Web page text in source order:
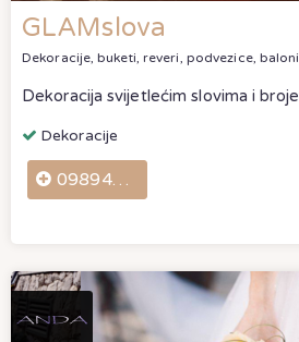
GLAMslova
Dekoracije, buketi, reveri, podvezice, baloni
Dekoracije
0989490445